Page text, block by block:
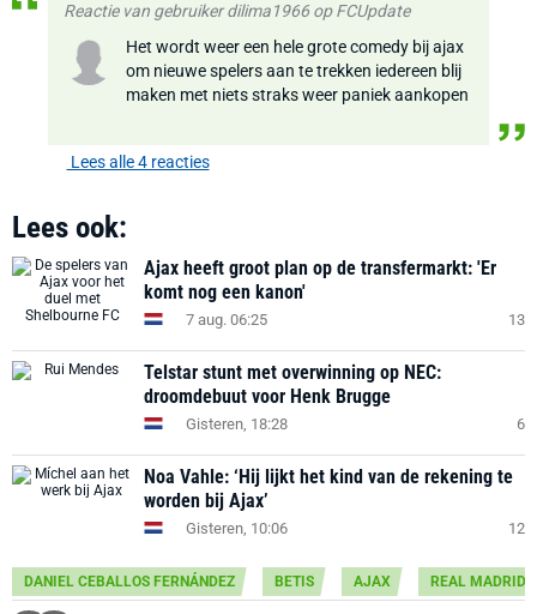
Reactie van gebruiker dilima1966 op FCUpdate
Het wordt weer een hele grote comedy bij ajax
om nieuwe spelers aan te trekken iedereen blij
maken met niets straks weer paniek aankopen
Lees alle 4 reacties
Lees ook:
Ajax heeft groot plan op de transfermarkt: 'Er
komt nog een kanon'
7 aug. 06:25 13
Telstar stunt met overwinning op NEC:
droomdebuut voor Henk Brugge
Gisteren, 18:28 6
Noa Vahle: ‘Hij lijkt het kind van de rekening te
worden bij Ajax’
Gisteren, 10:06 12
DANIEL CEBALLOS FERNÁNDEZ BETIS AJAX REAL MADRID